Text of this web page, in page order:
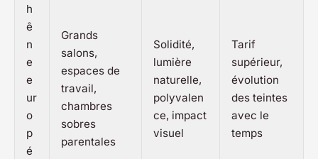
h
ê
n
e
e
ur
o
p
é
Grands
salons,
espaces de
travail,
chambres
sobres
parentales
Solidité,
lumière
naturelle,
polyvalen
ce, impact
visuel
Tarif
supérieur,
évolution
des teintes
avec le
temps